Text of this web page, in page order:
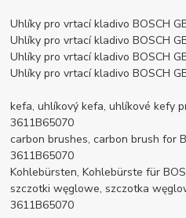
Uhlíky pro vrtací kladivo BOSCH
Uhlíky pro vrtací kladivo BOSCH
Uhlíky pro vrtací kladivo BOSCH
Uhlíky pro vrtací kladivo BOSCH
kefa, uhlíkový kefa, uhlíkové kefy
3611B65070
carbon brushes, carbon brush for
3611B65070
Kohlebürsten, Kohlebürste für
szczotki węglowe, szczotka
3611B65070